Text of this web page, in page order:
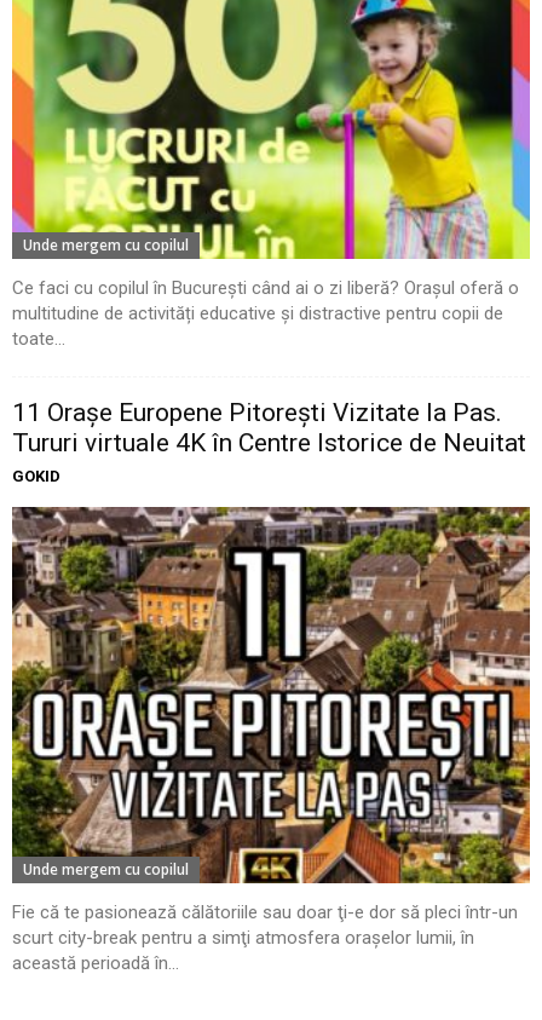
Unde mergem cu copilul
Ce faci cu copilul în București când ai o zi liberă? Orașul oferă o
multitudine de activități educative și distractive pentru copii de
toate...
11 Oraşe Europene Pitoreşti Vizitate la Pas.
Tururi virtuale 4K în Centre Istorice de Neuitat
GOKID
Unde mergem cu copilul
Fie că te pasionează călătoriile sau doar ţi-e dor să pleci într-un
scurt city-break pentru a simţi atmosfera oraşelor lumii, în
această perioadă în...